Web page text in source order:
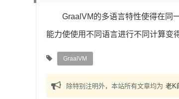
GraalVM的多语言特性使得在同
能力使使用不同语言进行不同计算变
GraalVM
除特别注明外，本站所有文章均为 老K